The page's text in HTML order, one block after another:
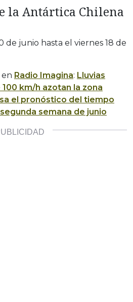
la Antártica Chilena
de junio hasta el viernes 18 de
Radio Imagina: Lluvias
km/h azotan la zona
el pronóstico del tiempo
semana de junio